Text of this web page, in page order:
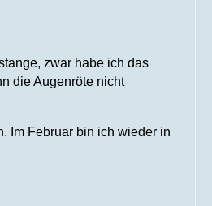
zwar habe ich das
die Augenröte nicht
Im Februar bin ich wieder in